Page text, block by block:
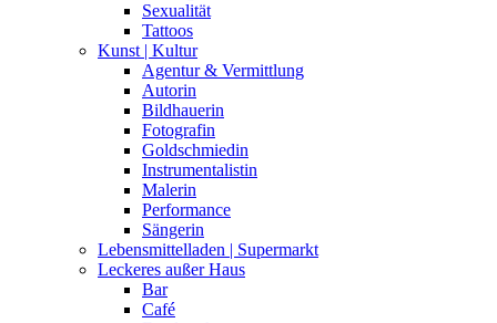
Sexualität
Tattoos
Kunst | Kultur
Agentur & Vermittlung
Autorin
Bildhauerin
Fotografin
Goldschmiedin
Instrumentalistin
Malerin
Performance
Sängerin
Lebensmittelladen | Supermarkt
Leckeres außer Haus
Bar
Café